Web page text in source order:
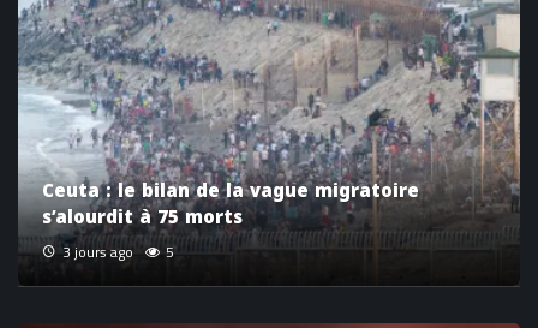
Ceuta : le bilan de la vague migratoire
s’alourdit à 75 morts
3 jours ago 5